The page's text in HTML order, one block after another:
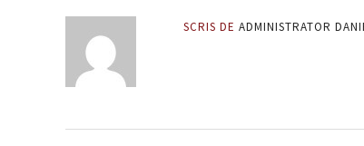
SCRIS DE ADMINISTRATOR